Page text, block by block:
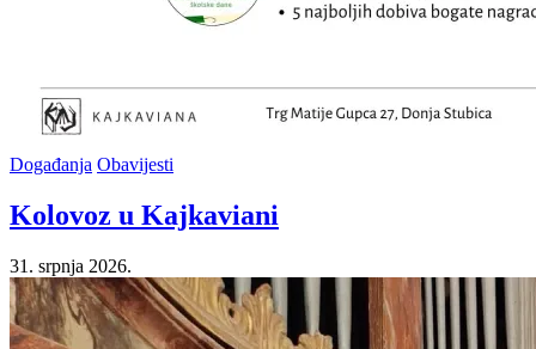
Posted
Događanja Obavijesti
Kolovoz u Kajkaviani
31. srpnja 2026.